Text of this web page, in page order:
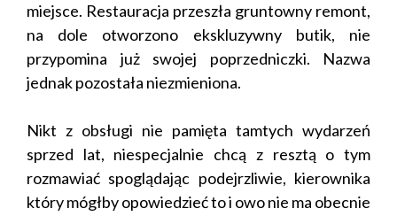
miejsce. Restauracja przeszła gruntowny remont,
na dole otworzono ekskluzywny butik, nie
przypomina już swojej poprzedniczki. Nazwa
jednak pozostała niezmieniona.
Nikt z obsługi nie pamięta tamtych wydarzeń
sprzed lat, niespecjalnie chcą z resztą o tym
rozmawiać spoglądając podejrzliwie, kierownika
który mógłby opowiedzieć to i owo nie ma obecnie